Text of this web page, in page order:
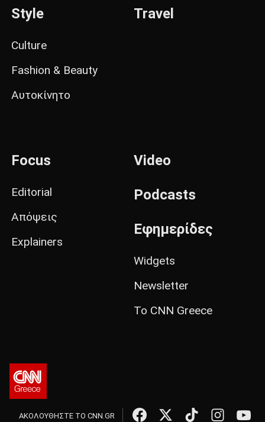
Style
Culture
Fashion & Beauty
Αυτοκίνητο
Travel
Focus
Editorial
Απόψεις
Explainers
Video
Podcasts
Εφημερίδες
Widgets
Newsletter
Το CNN Greece
ΑΚΟΛΟΥΘΗΣΤΕ ΤΟ CNN.GR